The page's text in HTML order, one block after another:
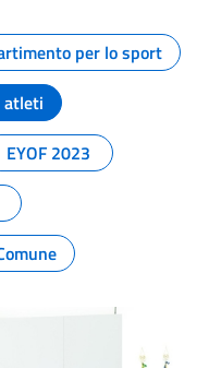
per lo sport
EYOF 2023